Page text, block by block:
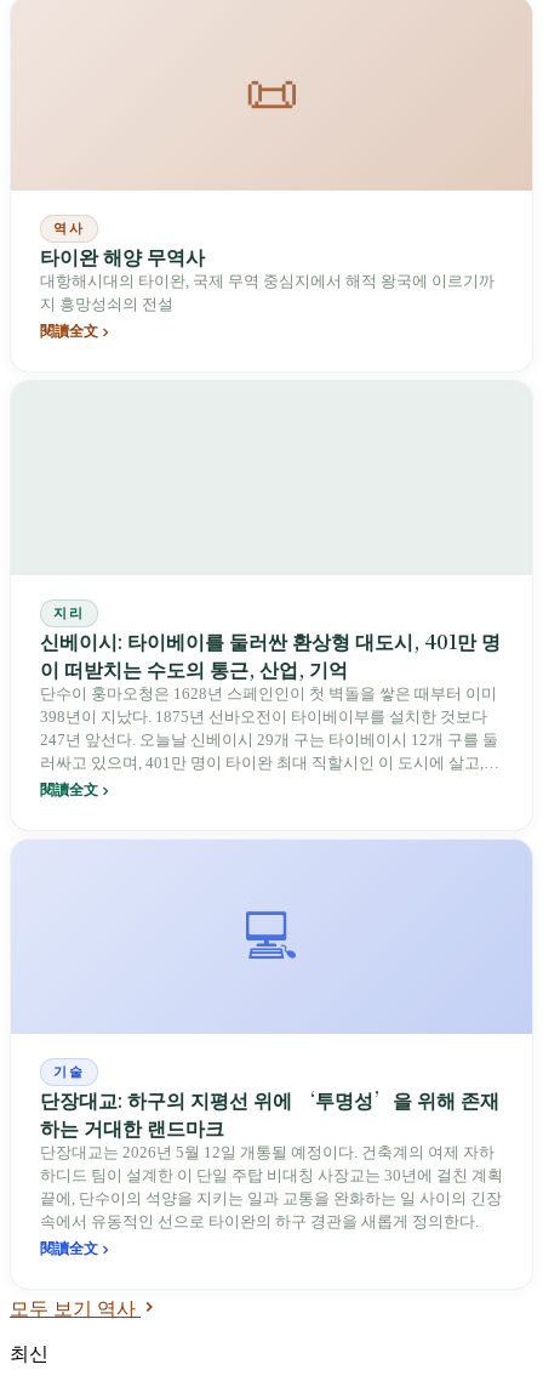
달러로 신주과학단지를 넘어섰다. 세 층의 역사가 같은 자난평원 중
📜
역사
타이완 해양 무역사
대항해시대의 타이완, 국제 무역 중심지에서 해적 왕국에 이르기까
지 흥망성쇠의 전설
閱讀全文
지리
신베이시: 타이베이를 둘러싼 환상형 대도시, 401만 명
이 떠받치는 수도의 통근, 산업, 기억
단수이 훙마오청은 1628년 스페인인이 첫 벽돌을 쌓은 때부터 이미
398년이 지났다. 1875년 선바오전이 타이베이부를 설치한 것보다
247년 앞선다. 오늘날 신베이시 29개 구는 타이베이시 12개 구를 둘
러싸고 있으며, 401만 명이 타이완 최대 직할시인 이 도시에 살고,
39만 명이 현·시 경계를 넘어 타이베이로 출근한다. 그러나 이 '환상
閱讀全文
💻
기술
단장대교: 하구의 지평선 위에 ‘투명성’을 위해 존재
하는 거대한 랜드마크
단장대교는 2026년 5월 12일 개통될 예정이다. 건축계의 여제 자하
하디드 팀이 설계한 이 단일 주탑 비대칭 사장교는 30년에 걸친 계획
끝에, 단수이의 석양을 지키는 일과 교통을 완화하는 일 사이의 긴장
속에서 유동적인 선으로 타이완의 하구 경관을 새롭게 정의한다.
閱讀全文
모두 보기 역사
최신